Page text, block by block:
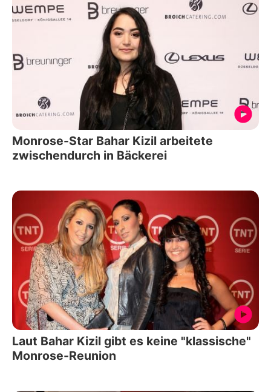
Monrose-Star Bahar Kizil arbeitete
zwischendurch in Bäckerei
Laut Bahar Kizil gibt es keine "klassische"
Monrose-Reunion